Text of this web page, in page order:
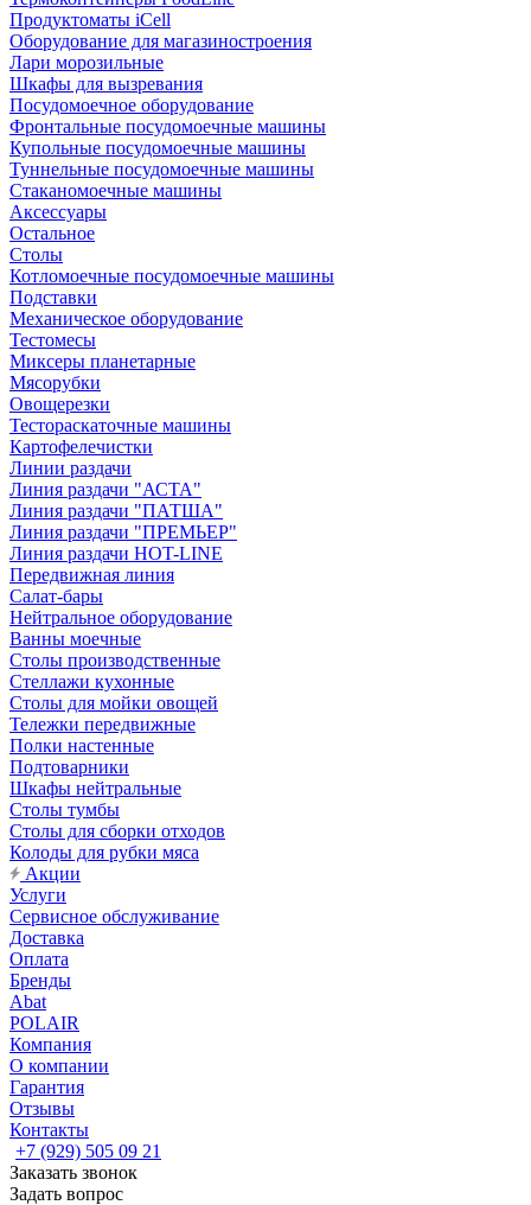
Продуктоматы iCell
Оборудование для магазиностроения
Лари морозильные
Шкафы для вызревания
Посудомоечное оборудование
Фронтальные посудомоечные машины
Купольные посудомоечные машины
Туннельные посудомоечные машины
Стаканомоечные машины
Аксессуары
Остальное
Столы
Котломоечные посудомоечные машины
Подставки
Механическое оборудование
Тестомесы
Миксеры планетарные
Мясорубки
Овощерезки
Тестораскаточные машины
Картофелечистки
Линии раздачи
Линия раздачи "АСТА"
Линия раздачи "ПАТША"
Линия раздачи "ПРЕМЬЕР"
Линия раздачи HOT-LINE
Передвижная линия
Салат-бары
Нейтральное оборудование
Ванны моечные
Столы производственные
Стеллажи кухонные
Столы для мойки овощей
Тележки передвижные
Полки настенные
Подтоварники
Шкафы нейтральные
Столы тумбы
Столы для сборки отходов
Колоды для рубки мяса
Акции
Услуги
Сервисное обслуживание
Доставка
Оплата
Бренды
Abat
POLAIR
Компания
О компании
Гарантия
Отзывы
Контакты
+7 (929) 505 09 21
Заказать звонок
Задать вопрос